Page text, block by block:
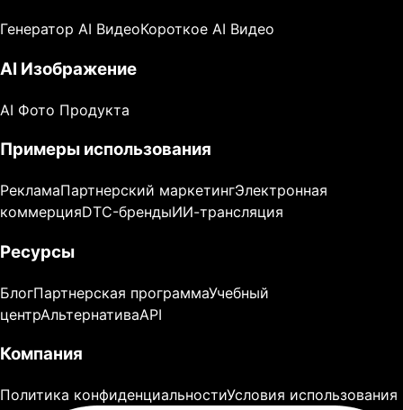
Генератор AI ВидеоКороткое AI Видео
AI Изображение
AI Фото Продукта
Примеры использования
РекламаПартнерский маркетингЭлектронная
коммерцияDTC-брендыИИ-трансляция
Ресурсы
БлогПартнерская программаУчебный
центрАльтернативаAPI
Компания
Политика конфиденциальностиУсловия использования